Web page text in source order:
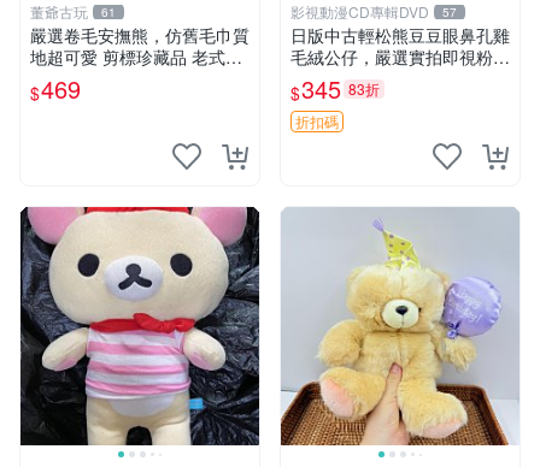
董爺古玩 61
嚴選卷毛安撫熊，仿舊毛巾質
地超可愛 剪標珍藏品 老式毛
巾質地 安撫熊 款式
$469
影視動漫CD專輯DVD 57
日版中古輕松熊豆豆眼鼻孔雞
毛絨公仔，嚴選實拍即視粉絲
必買 公仔紙箱氣泡膜精心包
裝快速發貨 輕松熊 公仔 雞毛
絨
$345 83折
折扣碼